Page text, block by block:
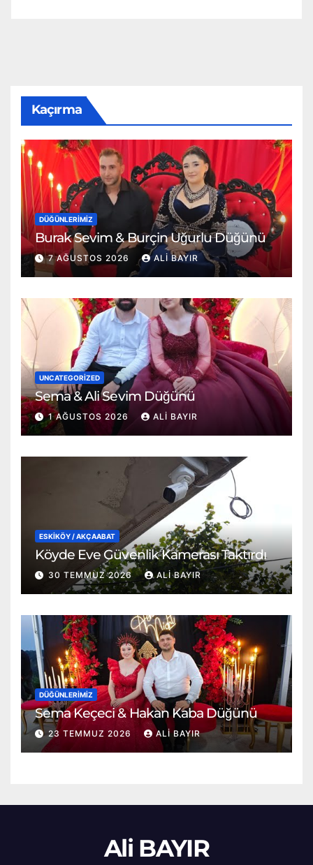
Kaçırma
DÜĞÜNLERIMIZ
Burak Sevim & Burçin Uğurlu Düğünü
7 AĞUSTOS 2026 ALI BAYIR
UNCATEGORIZED
Sema & Ali Sevim Düğünü
1 AĞUSTOS 2026 ALI BAYIR
ESKİKÖY / AKÇAABAT
Köyde Eve Güvenlik Kamerası Taktırdı
30 TEMMUZ 2026 ALI BAYIR
DÜĞÜNLERIMIZ
Sema Keçeci & Hakan Kaba Düğünü
23 TEMMUZ 2026 ALI BAYIR
Ali BAYIR